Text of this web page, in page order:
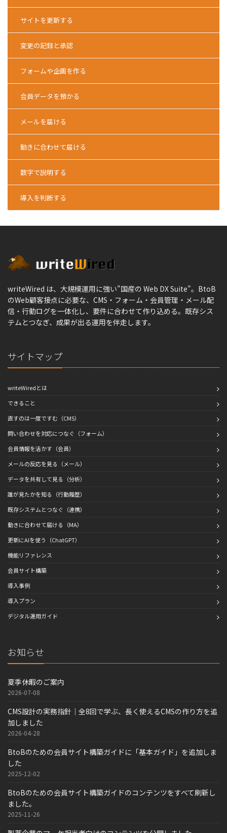
サイトを更新する
変更の記録と承認
フォームや企画を作る
会員データを預かる
メールを届ける
動きに合わせて届ける
数字で説明する
導入を判断する
writeWired は、大規模運用に強い"国産の Web DX Suite"。BtoB
のWeb顧客接点に必要な、CMS・フォーム・会員管理・メール配
信・行動ログを一体化し、要件に合わせて作り込める。既存シス
テムとつなぎ、成果が出る運用を伴走します。
サイトマップ
writeWiredとは
できること
直すのは一度ですむ（CMS）
問い合わせを対応につなぐ（フォーム）
会員情報を活かす（会員）
メールの反応を見る（メール）
データを共有して見る（分析）
誰が見たかを知る（行動履歴）
既存システムとつなぐ（連携）
動きに合わせて届ける（MA）
更新にAIを使う（ChatGPT）
機能リファレンス
会員サイト構築
導入事例
導入プラン
デジタル運用ガイド
お知らせ
夏季休暇のご案内
2026-07-08
CMS設計の実務指針｜全8回で学ぶ、長く使えるCMSの作り方を追
加しました
2026-04-28
BtoBのための会員サイト構築ガイドに「基本ガイド」を追加しま
した
2025-12-02
BtoBのための会員サイト構築ガイドのコンテンツをすべて刷新し
ました。
2025-11-26